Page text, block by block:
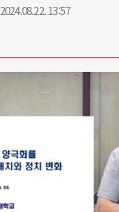
2024.08.22. 13:57